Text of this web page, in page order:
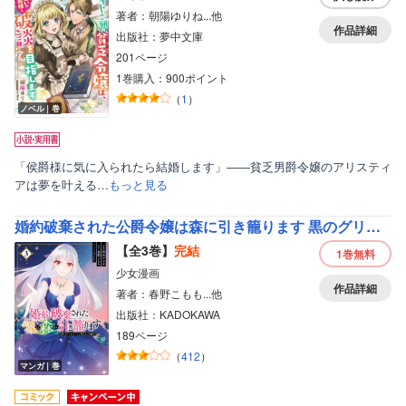
ノベル｜巻
著者：朝陽ゆりね...他
出版社：夢中文庫
201ページ
1巻購入：900ポイント
（1 ）
作品詳細
「侯爵様に気に入られたら結婚します」――貧乏男爵令嬢のアリスティ
アは夢を叶える…もっと見る
婚約破棄された公爵令嬢は森に引き籠ります 黒のグリモワールと呪われた魔女
マンガ｜巻
【全3巻】 完結
少女漫画
著者：春野こもも...他
出版社：KADOKAWA
189ページ
（412）
1巻無料
作品詳細